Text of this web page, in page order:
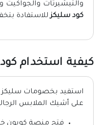
والتيشيرتات والجواكيت
كود سليكزللاستفادة
كيفية استخدام
استفيد بخصومات سليكز
على أشيك الملابس